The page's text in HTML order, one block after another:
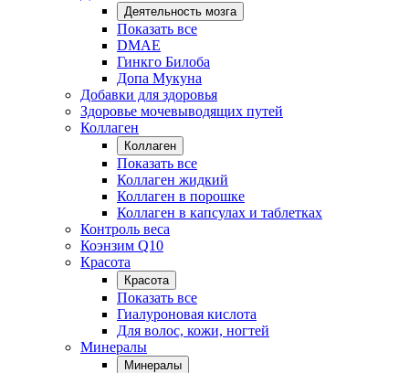
Деятельность мозга
Показать все
DMAE
Гинкго Билоба
Допа Мукуна
Добавки для здоровья
Здоровье мочевыводящих путей
Коллаген
Коллаген
Показать все
Коллаген жидкий
Коллаген в порошке
Коллаген в капсулах и таблетках
Контроль веса
Коэнзим Q10
Красота
Красота
Показать все
Гиалуроновая кислота
Для волос, кожи, ногтей
Минералы
Минералы